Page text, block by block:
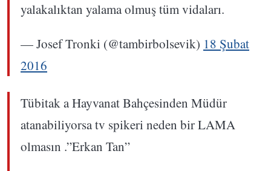
yalakalıktan yalama olmuş tüm vidaları.
— Josef Tronki (@tambirbolsevik) 18 Şubat
2016
Tübitak a Hayvanat Bahçesinden Müdür
atanabiliyorsa tv spikeri neden bir LAMA
olmasın .”Erkan Tan”